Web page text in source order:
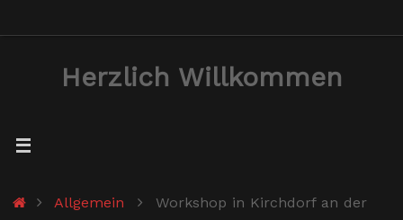
Herzlich Willkommen
StartAllgemein
Workshop in Kirchdorf an der